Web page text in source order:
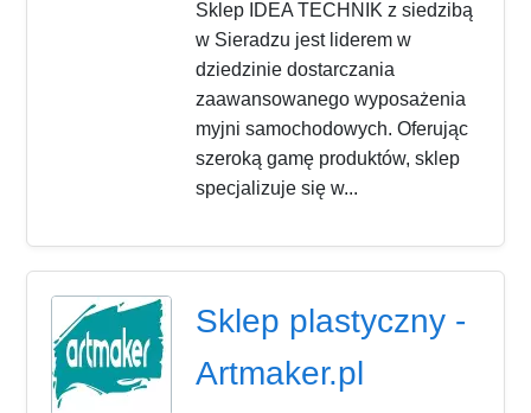
Sklep IDEA TECHNIK z siedzibą
w Sieradzu jest liderem w
dziedzinie dostarczania
zaawansowanego wyposażenia
myjni samochodowych. Oferując
szeroką gamę produktów, sklep
specjalizuje się w...
Sklep plastyczny -
Artmaker.pl